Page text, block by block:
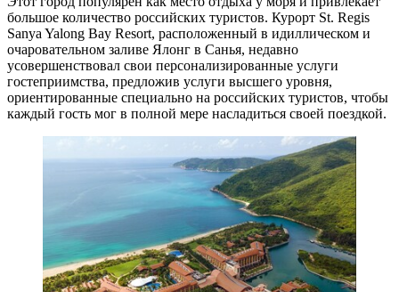
большое количество российских туристов. Курорт St. Regis
Sanya Yalong Bay Resort, расположенный в идиллическом и
очаровательном заливе Ялонг в Санья, недавно
усовершенствовал свои персонализированные услуги
гостеприимства, предложив услуги высшего уровня,
ориентированные специально на российских туристов, чтобы
каждый гость мог в полной мере насладиться своей поездкой.